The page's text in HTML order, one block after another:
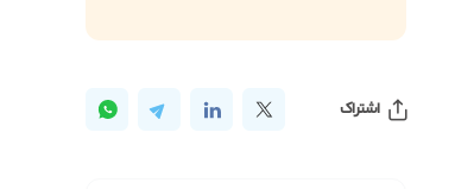
اشتراک